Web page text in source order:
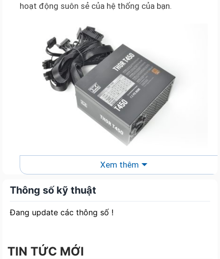
hoạt động suôn sẻ của hệ thống của bạn.
Công suất đáng kể:
Với công suất 450W, nguồn này đủ mạnh mẽ để
đáp ứng nhu cầu nguồn điện của các thành phần
trong máy tính của bạn, từ card đồ họa đến bộ xử
Hệ thống làm mát hiệu quả:
Xem thêm
Thông số kỹ thuật
Đang update các thông số !
TIN TỨC MỚI